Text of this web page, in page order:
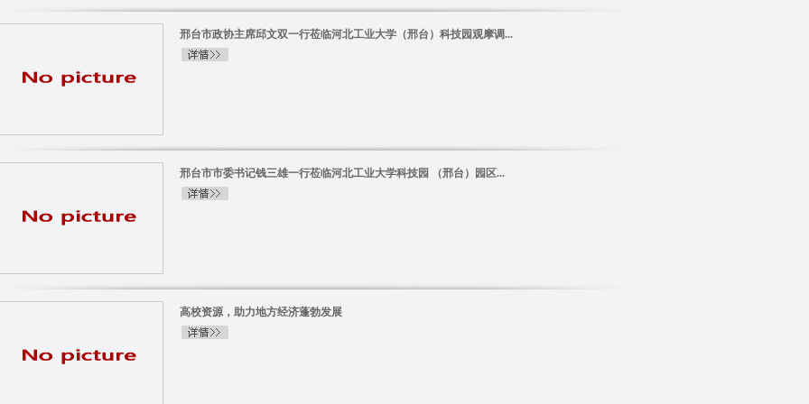
邢台市政协主席邱文双一行莅临河北工业大学（邢台）科技园观摩调...
邢台市市委书记钱三雄一行莅临河北工业大学科技园 （邢台）园区...
高校资源，助力地方经济蓬勃发展